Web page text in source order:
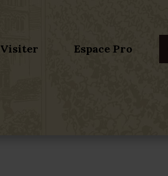
Visiter Espace Pro